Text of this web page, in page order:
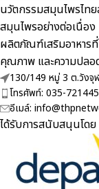
นวัตกรรมสมุนไพรไท
สมุนไพรอย่างต่อเนื่อง
ผลิตภัณฑ์เสริมอาห
คุณภาพ และความปล
130/149 หมู่ 3 ต.วังจุ
โทรศัพท์: 035-
อีเมล์:
ได้รับการสนับสนุนโดย